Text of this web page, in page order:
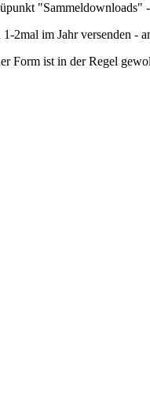
2mal im Jahr versenden -
Form ist in der Regel